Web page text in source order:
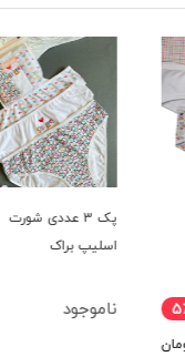
پک 3 عددی شورت
اسلیپ براک
ناموجود